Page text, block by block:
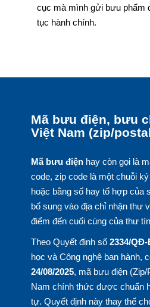
cục mà mình gửi bưu phẩm
tục hành chính.
Mã bưu điện, bưu
Việt Nam (zip/
Mã bưu điệnhay còn gọi là
code, zip code là một chuỗi
hoặc bằng số hay tổ hợp của
bổ sung vào địa chỉ nhận thư
điểm đến cuối cùng của thư
Theo Quyết định số 2334/QĐ-
học và Công nghệ ban hành,
24/08/2025, mã bưu điện (Zip/
Nam chính thức được chuẩn
tự. Quyết định này thay thế